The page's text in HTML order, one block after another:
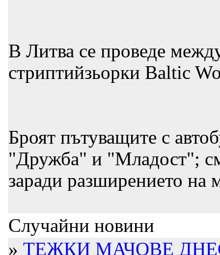
В Литва се проведе
стриптийзьорки Baltic
Броят пътуващите с
"Дружба" и "Младост";
заради разширението на
Случайни новини
» ТЕЖКИ МАЧОВЕ